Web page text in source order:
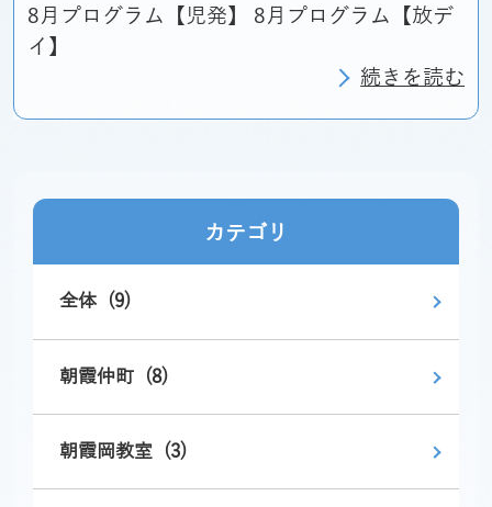
8月プログラム【児発】 8月プログラム【放デ
イ】
続きを読む
カテゴリ
全体 (9)
朝霞仲町 (8)
朝霞岡教室 (3)